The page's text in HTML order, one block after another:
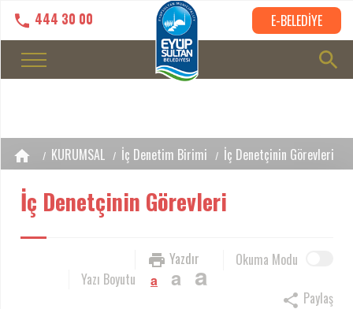
444 30 00 E-BELEDİYE
KURUMSAL İç Denetim Birimi İç Denetçinin Görevleri
İç Denetçinin Görevleri
Okuma Modu
Yazdır
Yazı Boyutu
a a a
Paylaş